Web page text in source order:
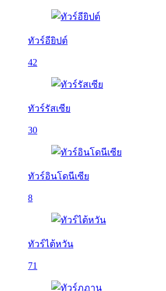
ทัวร์อียิปต์
42
ทัวร์รัสเซีย
30
ทัวร์อินโดนีเซีย
8
ทัวร์ไต้หวัน
71